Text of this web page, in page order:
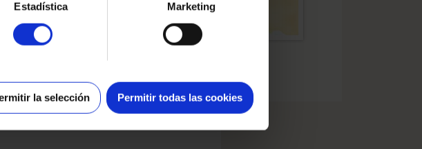
Estadística Marketing
la selección Permitir todas las cookies